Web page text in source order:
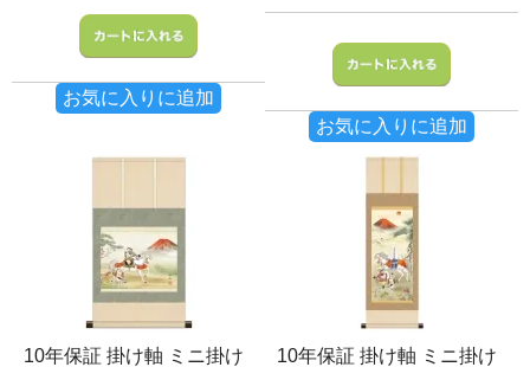
お気に入りに追加
お気に入りに追加
10年保証 掛け軸 ミニ掛け
10年保証 掛け軸 ミニ掛け